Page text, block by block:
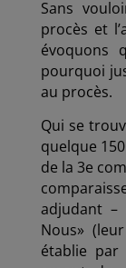
Sans
procès et
évoquons
pourquoi
au procès.
Qui se
quelque
de la 3e
adjudant –
Nous»
établie par